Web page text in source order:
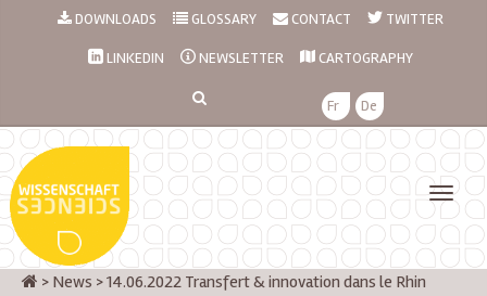
DOWNLOADS GLOSSARY CONTACT TWITTER
LINKEDIN NEWSLETTER CARTOGRAPHY
Fr De
> News >14.06.2022 Transfert & innovation dans le Rhin